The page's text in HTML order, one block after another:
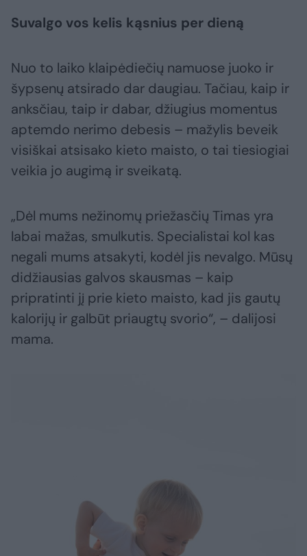
Suvalgo vos kelis kąsnius per dieną
Nuo to laiko klaipėdiečių namuose juoko ir
šypsenų atsirado dar daugiau. Tačiau, kaip ir
anksčiau, taip ir dabar, džiugius momentus
aptemdo nerimo debesis – mažylis beveik
visiškai atsisako kieto maisto, o tai tiesiogiai
veikia jo augimą ir sveikatą.
„Dėl mums nežinomų priežasčių Timas yra
labai mažas, smulkutis. Specialistai kol kas
negali mums atsakyti, kodėl jis nevalgo. Mūsų
didžiausias galvos skausmas – kaip
pripratinti jį prie kieto maisto, kad jis gautų
kalorijų ir galbūt priaugtų svorio“, – dalijosi
mama.